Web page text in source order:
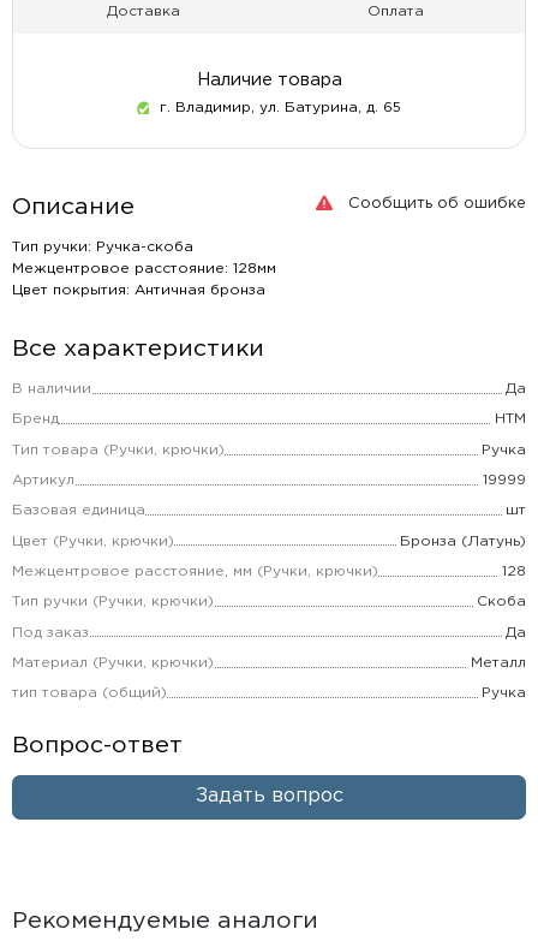
Доставка Оплата
Наличие товара
г. Владимир, ул. Батурина, д. 65
Сообщить об ошибке
Описание
Тип ручки: Ручка-скоба
Межцентровое расстояние: 128мм
Цвет покрытия: Античная бронза
Все характеристики
В наличии Да
Бренд НТМ
Тип товара (Ручки, крючки) Ручка
Артикул 19999
Базовая единица шт
Цвет (Ручки, крючки) Бронза (Латунь)
Межцентровое расстояние, мм (Ручки, крючки) 128
Тип ручки (Ручки, крючки) Скоба
Под заказ Да
Материал (Ручки, крючки) Металл
тип товара (общий) Ручка
Вопрос-ответ
Задать вопрос
Рекомендуемые аналоги